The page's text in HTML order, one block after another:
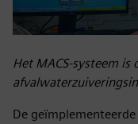
Het MACS-systeem
De